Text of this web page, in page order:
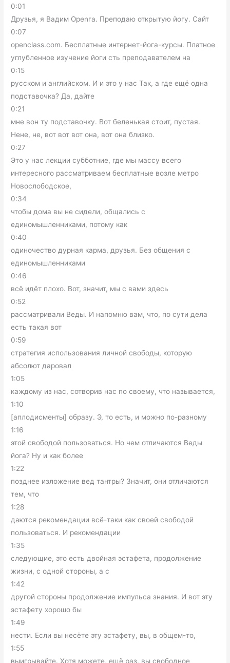
0:01
Друзья, я Вадим Openга. Преподаю открытую йогу. Сайт
0:07
openclass.com. Бесплатные интернет-йога-курсы. Платное
углубленное изучение йоги сть преподавателем на
0:15
русском и английском. И и это у нас Так, а где ещё одна
подставочка? Да, дайте
0:21
мне вон ту подставочку. Вот беленькая стоит, пустая.
Нене, не, вот вот вот она, вот она близко.
0:27
Это у нас лекции субботние, где мы массу всего
интересного рассматриваем бесплатные возле метро
Новослободское,
0:34
чтобы дома вы не сидели, общались с
единомышленниками, потому как
0:40
одиночество дурная карма, друзья. Без общения с
единомышленниками
0:46
всё идёт плохо. Вот, значит, мы с вами здесь
0:52
рассматривали Веды. И напомню вам, что, по сути дела
есть такая вот
0:59
стратегия использования личной свободы, которую
абсолют даровал
1:05
каждому из нас, сотворив нас по своему, что называется,
1:10
[аплодисменты] образу. Э, то есть, и можно по-разному
1:16
этой свободой пользоваться. Но чем отличаются Веды
йога? Ну и как более
1:22
позднее изложение вед тантры? Значит, они отличаются
тем, что
1:28
даются рекомендации всё-таки как своей свободой
пользоваться. И рекомендации
1:35
следующие, это есть двойная эстафета, продолжение
жизни, с одной стороны, а с
1:42
другой стороны продолжение импульса знания. И вот эту
эстафету хорошо бы
1:49
нести. Если вы несёте эту эстафету, вы, в общем-то,
1:55
выигрывайте. Хотя можете, ещё раз, вы свободное